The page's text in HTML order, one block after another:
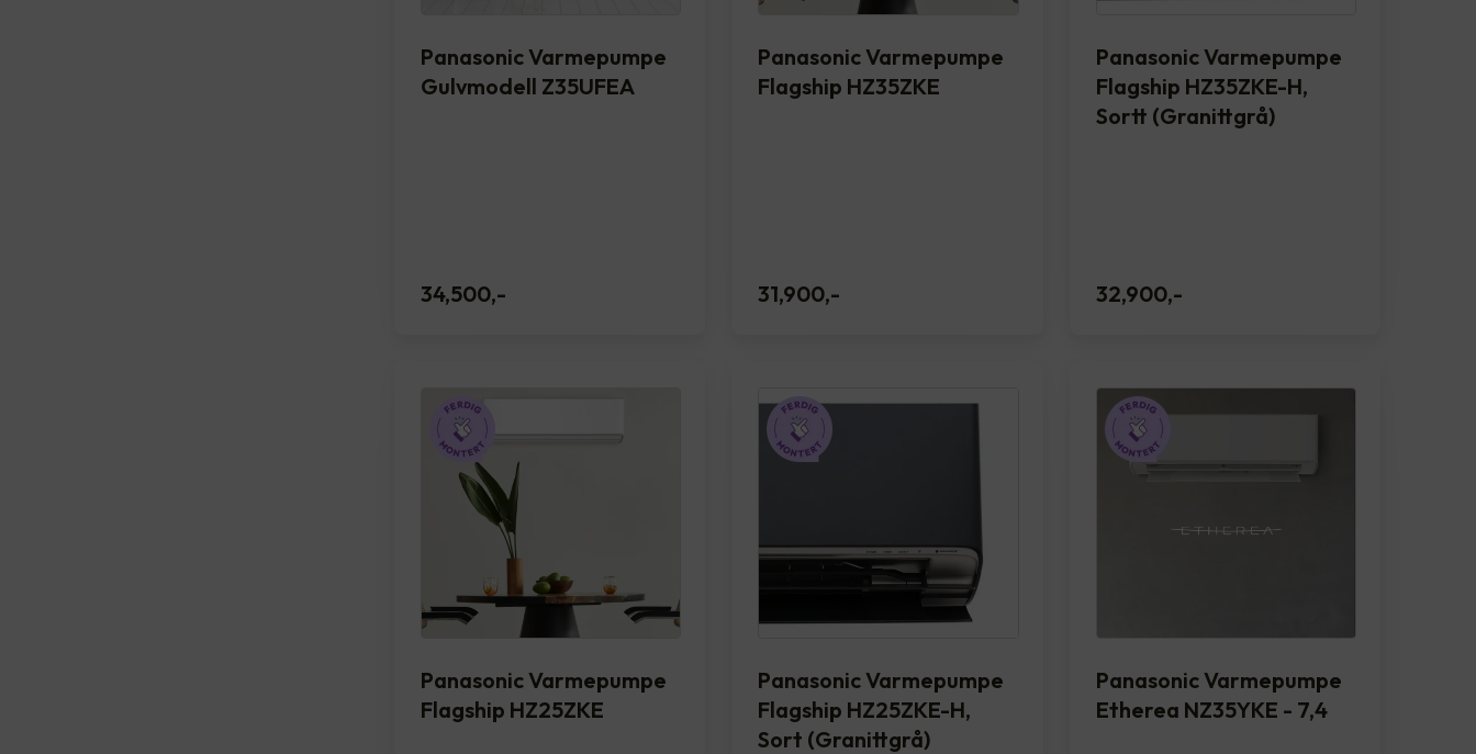
Panasonic Varmepumpe
Gulvmodell Z35UFEA
34,500,-
Panasonic Varmepumpe
Flagship HZ35ZKE
31,900,-
Panasonic Varmepumpe
Flagship HZ35ZKE-H,
Sortt (Granittgrå)
32,900,-
Panasonic Varmepumpe
Flagship HZ25ZKE
Panasonic Varmepumpe
Flagship HZ25ZKE-H,
Sort (Granittgrå)
Panasonic Varmepumpe
Etherea NZ35YKE - 7,4